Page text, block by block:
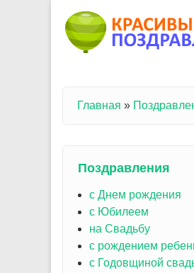
Вы здесь
Главная »
Поздравления
с Днем рождения
с Юбилеем
на Свадьбу
с рождением
с Годовщиной